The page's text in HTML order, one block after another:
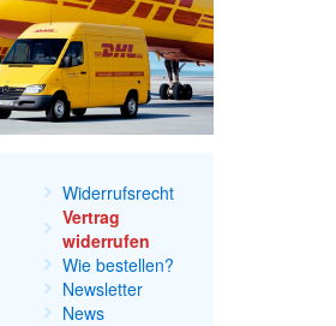
Widerrufsrecht
Vertrag
widerrufen
Wie bestellen?
Newsletter
News